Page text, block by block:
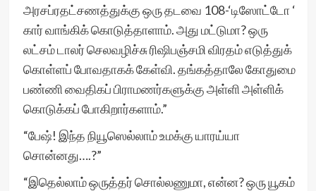
அரசப்ரதட்சணத்துக்கு ஒரு தடவை 108-‘டிஸோட்டோ ‘
கார் வாங்கிக் கொடுத்தாளாம். அது மட்டுமா? ஒரு
லட்சம் டாலர் செலவழிச்சு ரிஷிபஞ்சமி விரதம் எடுத்துக்
கொள்ளப் போவதாகக் கேள்வி. தங்கத்தாலே கோதுமை
பண்ணி வைதிகப் பிராமணர்களுக்கு அள்ளி அள்ளிக்
கொடுக்கப் போகிறார்களாம்.”
“பேஷ்! இந்த நியூஸெல்லாம் உமக்கு யாரய்யா
சொன்னது….?”
“இதெல்லாம் ஒருத்தர் சொல்லணுமா, என்ன? ஒரு யூகம்